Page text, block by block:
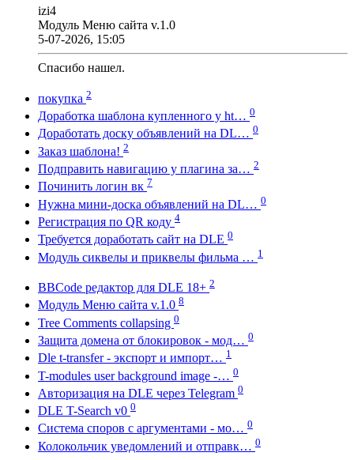
izi4
Модуль Меню сайта v.1.0
5-07-2026, 15:05
Спасибо нашел.
покупка 2
Доработка шаблона купленного у ht… 0
Доработать доску объявлений на DL… 0
Заказ шаблона! 2
Подправить навигацию у плагина за… 2
Починить логин вк 7
Нужна мини-доска объявлений на DL… 0
Регистрация по QR коду 4
Требуется доработать сайт на DLE 0
Модуль сиквелы и приквелы фильма … 1
BBCode редактор для DLE 18+ 2
Модуль Меню сайта v.1.0 8
Tree Comments collapsing 0
Защита домена от блокировок - мод… 0
Dle t-transfer - экспорт и импорт… 1
T-modules user background image -… 0
Авторизация на DLE через Telegram 0
DLE T-Search v0 0
Система споров с аргументами - мо… 0
Колокольчик уведомлений и отправк… 0